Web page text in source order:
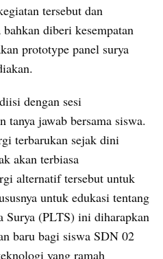
tersebut dan
diberi kesempatan
prototype panel surya
dengan sesi
jawab bersama siswa.
terbarukan sejak dini
akan terbiasa
alternatif tersebut untuk
untuk edukasi tentang
Surya (PLTS) ini diharapkan
baru bagi siswa SDN 02
yang ramah